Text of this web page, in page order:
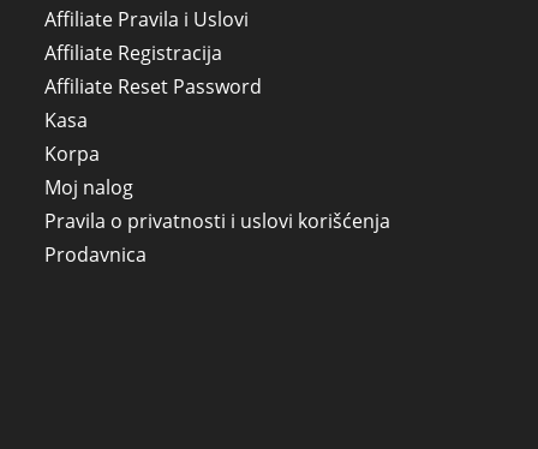
Affiliate Pravila i Uslovi
Affiliate Registracija
Affiliate Reset Password
Kasa
Korpa
Moj nalog
Pravila o privatnosti i uslovi korišćenja
Prodavnica